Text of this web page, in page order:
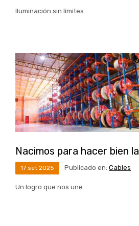
Iluminación sin límites
Nacimos para hacer bien
17 set 2025 Publicado en: Cables
Un logro que nos une